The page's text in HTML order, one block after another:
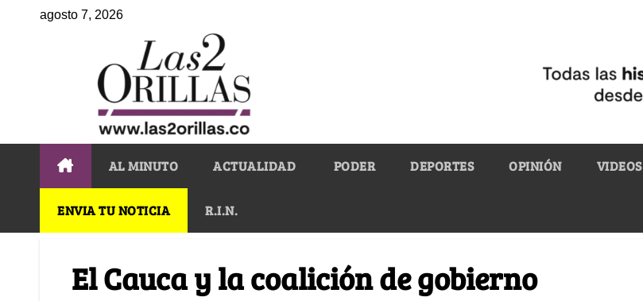
agosto 7, 2026
AL MINUTO ACTUALIDAD PODER DEPORTES OPINIÓN VIDEOS
ENVIA TU NOTICIA R.I.N.
El Cauca y la coalición de gobierno